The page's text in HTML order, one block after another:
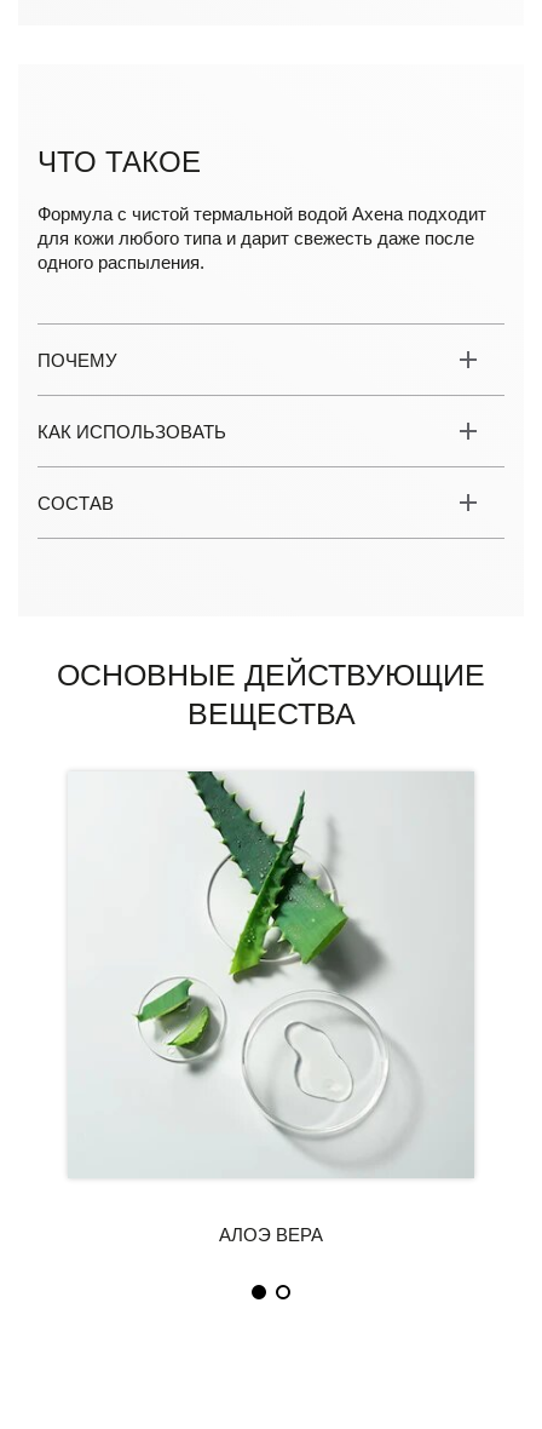
ЧТО ТАКОЕ
Формула с чистой термальной водой Ахена подходит
для кожи любого типа и дарит свежесть даже после
одного распыления.
ПОЧЕМУ
КАК ИСПОЛЬЗОВАТЬ
СОСТАВ
ОСНОВНЫЕ ДЕЙСТВУЮЩИЕ
ВЕЩЕСТВА